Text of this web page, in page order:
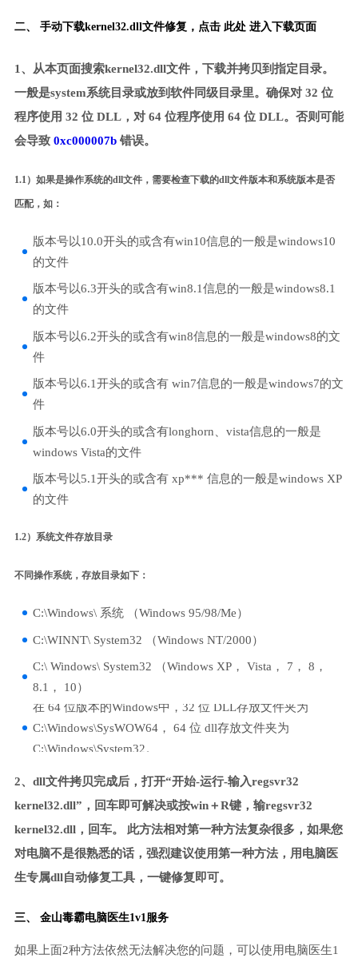
二、 手动下载kernel32.dll文件修复， 点击 此处 进入下载页面
1、从本页面搜索kernel32.dll文件，下载并拷贝到指定目录。
一般是system系统目录或放到软件同级目录里。确保对 32 位
程序使用 32 位 DLL，对 64 位程序使用 64 位 DLL。否则可能
会导致 0xc000007b错误。
1.1）如果是操作系统的dll文件，需要检查下载的dll文件版本和系统版本是否
匹配，如：
版本号以10.0开头的或含有win10信息的一般是windows10
的文件
版本号以6.3开头的或含有win8.1信息的一般是windows8.1
的文件
版本号以6.2开头的或含有win8信息的一般是windows8的文
件
版本号以6.1开头的或含有 win7信息的一般是windows7的文
件
版本号以6.0开头的或含有longhorn、vista信息的一般是
windows Vista的文件
版本号以5.1开头的或含有 xp*** 信息的一般是windows XP
的文件
1.2）系统文件存放目录
不同操作系统，存放目录如下：
C:\Windows\ 系统 （Windows 95/98/Me）
C:\WINNT\ System32 （Windows NT/2000）
C:\ Windows\ System32 （Windows XP， Vista， 7， 8，
8.1， 10）
在 64 位版本的Windows中，32 位 DLL存放文件夹为
C:\Windows\SysWOW64， 64 位 dll存放文件夹为
C:\Windows\System32。
2、dll文件拷贝完成后，打开“开始-运行-输入regsvr32
kernel32.dll”，回车即可解决或按win＋R键，输regsvr32
kernel32.dll，回车。 此方法相对第一种方法复杂很多，如果您
对电脑不是很熟悉的话，强烈建议使用第一种方法，用电脑医
生专属dll自动修复工具，一键修复即可。
三、 金山毒霸电脑医生1v1服务
如果上面2种方法依然无法解决您的问题，可以使用电脑医生1